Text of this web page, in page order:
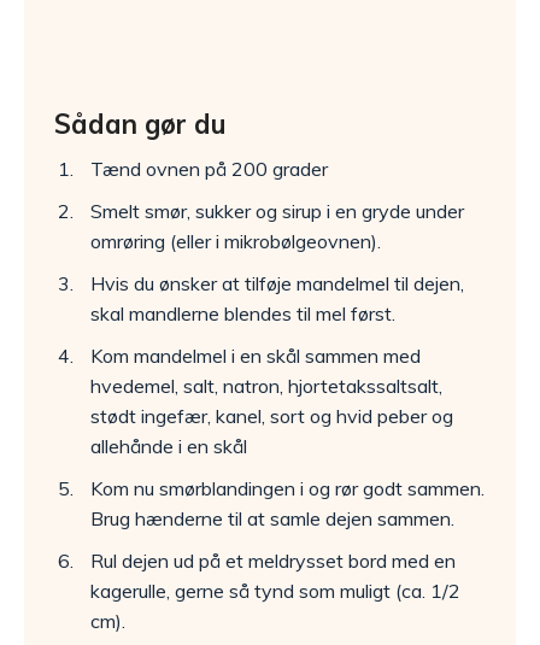
Sådan gør du
Tænd ovnen på 200 grader
Smelt smør, sukker og sirup i en gryde under
omrøring (eller i mikrobølgeovnen).
Hvis du ønsker at tilføje mandelmel til dejen,
skal mandlerne blendes til mel først.
Kom mandelmel i en skål sammen med
hvedemel, salt, natron, hjortetakssaltsalt,
stødt ingefær, kanel, sort og hvid peber og
allehånde i en skål
Kom nu smørblandingen i og rør godt sammen.
Brug hænderne til at samle dejen sammen.
Rul dejen ud på et meldrysset bord med en
kagerulle, gerne så tynd som muligt (ca. 1/2
cm).